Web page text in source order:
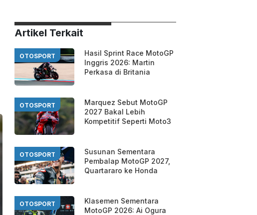
Artikel Terkait
OTOSPORT
Hasil Sprint Race MotoGP
Inggris 2026: Martin
Perkasa di Britania
OTOSPORT
Marquez Sebut MotoGP
2027 Bakal Lebih
Kompetitif Seperti Moto3
OTOSPORT
Susunan Sementara
Pembalap MotoGP 2027,
Quartararo ke Honda
OTOSPORT
Klasemen Sementara
MotoGP 2026: Ai Ogura